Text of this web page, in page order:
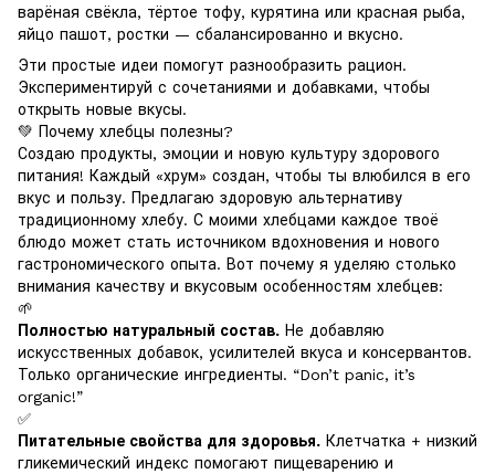
варёная свёкла, тёртое тофу, курятина или красная рыба,
яйцо пашот, ростки — сбалансированно и вкусно.
Эти простые идеи помогут разнообразить рацион.
Экспериментируй с сочетаниями и добавками, чтобы
открыть новые вкусы.
💚 Почему хлебцы полезны?
Создаю продукты, эмоции и новую культуру здорового
питания! Каждый «хрум» создан, чтобы ты влюбился в его
вкус и пользу. Предлагаю здоровую альтернативу
традиционному хлебу. С моими хлебцами каждое твоё
блюдо может стать источником вдохновения и нового
гастрономического опыта. Вот почему я уделяю столько
внимания качеству и вкусовым особенностям хлебцев:
🌱
Полностью натуральный состав. Не добавляю
искусственных добавок, усилителей вкуса и консервантов.
Только органические ингредиенты. “Don’t panic, it’s
organic!”
✅
Питательные свойства для здоровья. Клетчатка + низкий
гликемический индекс помогают пищеварению и